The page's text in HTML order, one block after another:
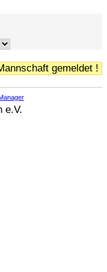
gemeldet !
e.V.